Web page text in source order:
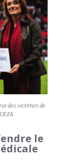
des victimes de
le